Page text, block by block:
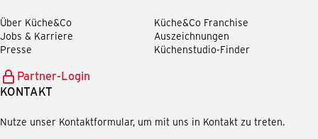
Über Küche&Co
Jobs & Karriere
Presse
Küche&Co Franchise
Auszeichnungen
Küchenstudio-Finder
Partner-Login
KONTAKT
Nutze unser Kontaktformular, um mit uns in Kontakt zu treten.